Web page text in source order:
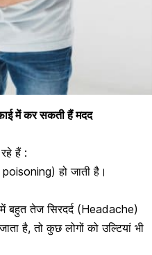
में कर सकती हैं मदद
हैं :
हो जाती है।
बहुत तेजसिरदर्द (Headache)
है, तो कुछ लोगों को उल्टियां भी